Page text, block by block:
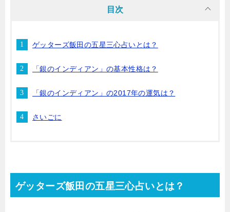
目次
ゲッターズ飯田の五星三心占いとは？
「銀のインディアン」の基本性格は？
「銀のインディアン」の2017年の運気は？
さいごに
ゲッターズ飯田の五星三心占いとは？